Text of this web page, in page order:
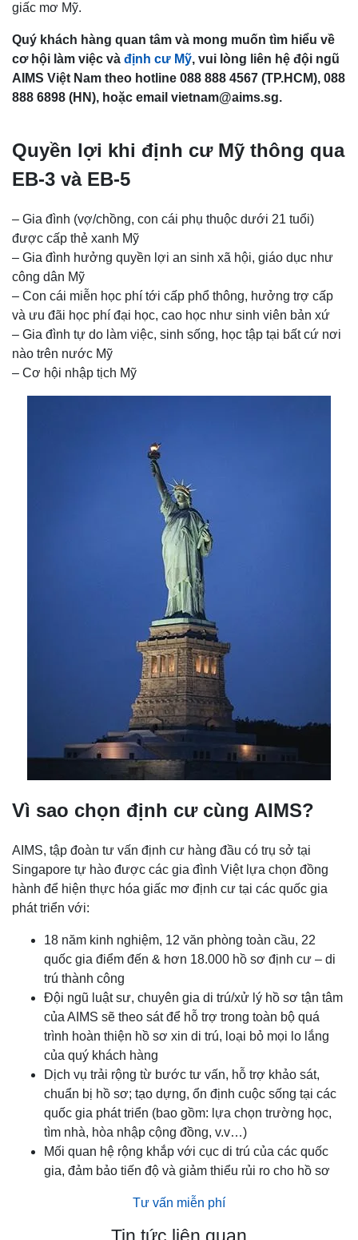
giấc mơ Mỹ.
Quý khách hàng quan tâm và mong muốn tìm hiểu về
cơ hội làm việc và định cư Mỹ, vui lòng liên hệ đội ngũ
AIMS Việt Nam theo hotline 088 888 4567 (TP.HCM), 088
888 6898 (HN), hoặc email vietnam@aims.sg.
Quyền lợi khi định cư Mỹ thông qua
EB-3 và EB-5
– Gia đình (vợ/chồng, con cái phụ thuộc dưới 21 tuổi)
được cấp thẻ xanh Mỹ
– Gia đình hưởng quyền lợi an sinh xã hội, giáo dục như
công dân Mỹ
– Con cái miễn học phí tới cấp phổ thông, hưởng trợ cấp
và ưu đãi học phí đại học, cao học như sinh viên bản xứ
– Gia đình tự do làm việc, sinh sống, học tập tại bất cứ nơi
nào trên nước Mỹ
– Cơ hội nhập tịch Mỹ
Vì sao chọn định cư cùng AIMS?
AIMS, tập đoàn tư vấn định cư hàng đầu có trụ sở tại
Singapore tự hào được các gia đình Việt lựa chọn đồng
hành để hiện thực hóa giấc mơ định cư tại các quốc gia
phát triển với:
18 năm kinh nghiệm, 12 văn phòng toàn cầu, 22
quốc gia điểm đến & hơn 18.000 hồ sơ định cư – di
trú thành công
Đội ngũ luật sư, chuyên gia di trú/xử lý hồ sơ tận tâm
của AIMS sẽ theo sát để hỗ trợ trong toàn bộ quá
trình hoàn thiện hồ sơ xin di trú, loại bỏ mọi lo lắng
của quý khách hàng
Dịch vụ trải rộng từ bước tư vấn, hỗ trợ khảo sát,
chuẩn bị hồ sơ; tạo dựng, ổn định cuộc sống tại các
quốc gia phát triển (bao gồm: lựa chọn trường học,
tìm nhà, hòa nhập cộng đồng, v.v…)
Mối quan hệ rộng khắp với cục di trú của các quốc
gia, đảm bảo tiến độ và giảm thiểu rủi ro cho hồ sơ
Tư vấn miễn phí